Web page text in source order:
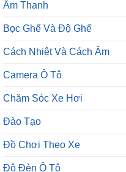
Âm Thanh
Bọc Ghế Và Độ Ghế
Cách Nhiệt Và Cách Âm
Camera Ô Tô
Chăm Sóc Xe Hơi
Đào Tạo
Đồ Chơi Theo Xe
Độ Đèn Ô Tô